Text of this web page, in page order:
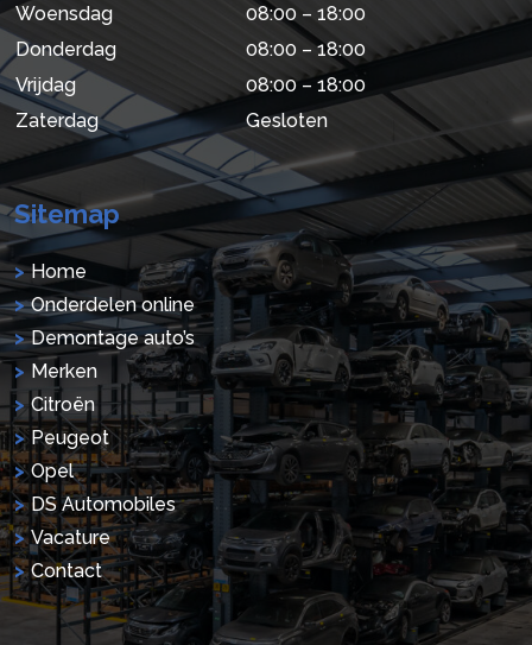
Woensdag
08:00 – 18:00
Donderdag
08:00 – 18:00
Vrijdag
08:00 – 18:00
Zaterdag
Gesloten
Sitemap
Home
Onderdelen online
Demontage auto’s
Merken
Citroën
Peugeot
Opel
DS Automobiles
Vacature
Contact